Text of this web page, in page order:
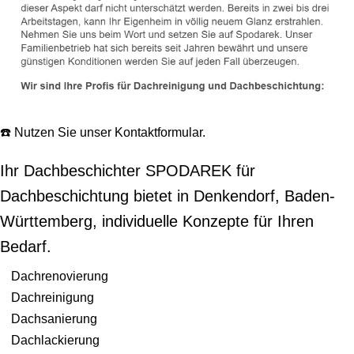
☎️ Nutzen Sie unser Kontaktformular.
Ihr Dachbeschichter SPODAREK für
Dachbeschichtung bietet in Denkendorf, Baden-
Württemberg, individuelle Konzepte für Ihren
Bedarf.
Dachrenovierung
Dachreinigung
Dachsanierung
Dachlackierung